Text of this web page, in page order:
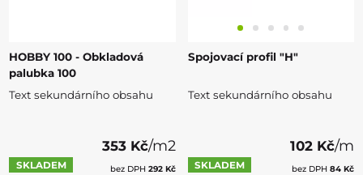
HOBBY 100 - Obkladová
palubka 100
Text sekundárního obsahu
SKLADEM
353 Kč/m2
bez DPH 292 Kč
Spojovací profil "H"
Text sekundárního obsahu
SKLADEM
102 Kč/m
bez DPH 84 Kč